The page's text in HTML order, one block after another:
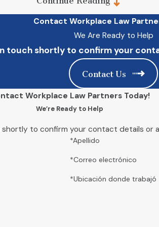
para presentar una reclamación
tenía un acuerdo oral, entonces tiene 5
en Chicago: es mejor actuar
lo que significa que los empleadores
pública.
y estatales protegen a los empleados
empleados en represalia por
o un acuerdo de negociación
tiene 300 días desde la fecha de
Contact Workplace Law
We Are Ready to Help
touch shortly to confirm your
Contact Us
Workplace Law Partners Today!
We’re Ready to Help
to confirm your contact details or
*Apellido
*Correo electrónico
*Ubicación donde trabajó